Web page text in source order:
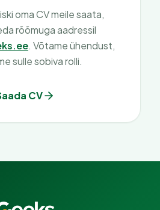
oma CV meile saata,
rõõmuga aadressil
. Võtame ühendust,
sulle sobiva rolli.
CV